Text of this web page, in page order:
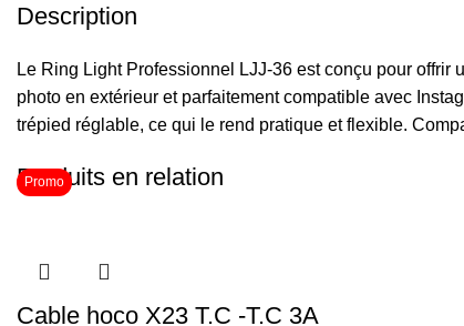
Description
Le Ring Light Professionnel LJJ-36 est conçu pour
photo en extérieur et parfaitement compatible avec
trépied réglable, ce qui le rend pratique et flexible.
Produits en relation
Cable hoco X23 T.C -T.C 3A
Promo